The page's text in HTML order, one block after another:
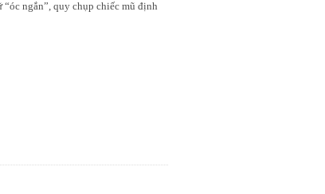
ngắn”, quy chụp chiếc mũ định